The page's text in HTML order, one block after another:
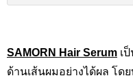
SAMORN Hair Serum เ
ด้านเส้นผมอย่างได้ผล โ